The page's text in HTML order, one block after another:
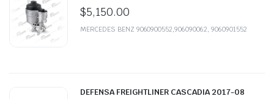
$5,150.00
MERCEDES BENZ 9060900552,906090062, 9060901552
DEFENSA FREIGHTLINER CASCADIA 2017-08